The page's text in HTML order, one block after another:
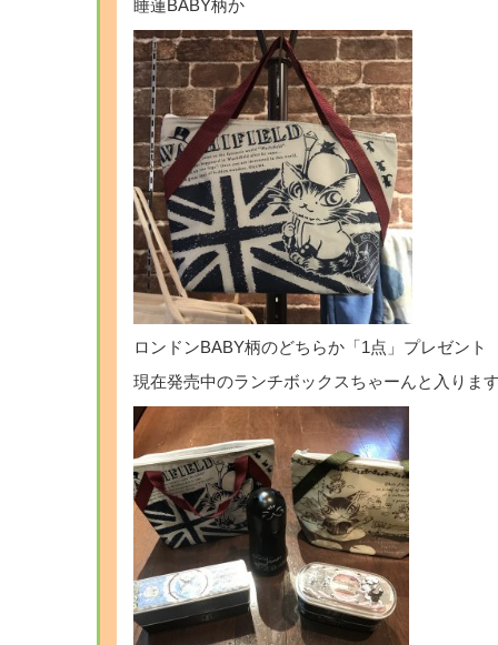
睡蓮BABY柄か
ロンドンBABY柄のどちらか「1点」プレゼント
現在発売中のランチボックスちゃーんと入りま